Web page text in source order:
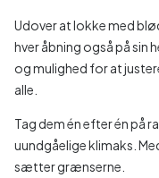
Udover at lokke med
hver åbning også på sin
og mulighed for at
alle.
Tag dem én efter én på
uundgåelige klimaks.
sætter grænserne.